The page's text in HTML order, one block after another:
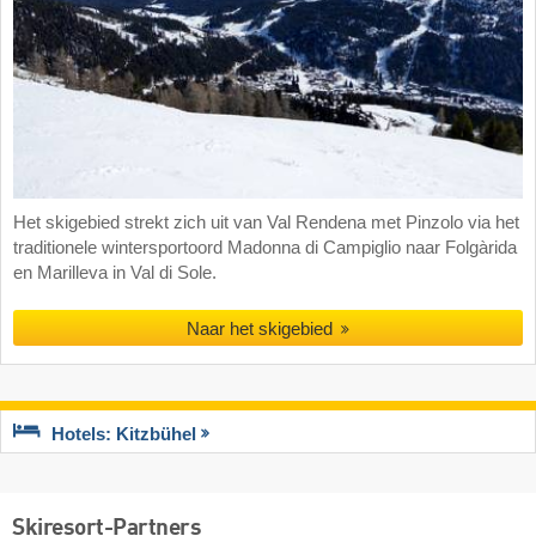
Het skigebied strekt zich uit van Val Rendena met Pinzolo via het
traditionele wintersportoord Madonna di Campiglio naar Folgàrida
en Marilleva in Val di Sole.
Naar het skigebied
Hotels: Kitzbühel
Skiresort-Partners